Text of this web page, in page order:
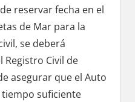
reservar fecha en el
dе Mar pаrа la
ѕе deberá
Registro Civil dе
asegurar quе el Auto
tiempo suficiente